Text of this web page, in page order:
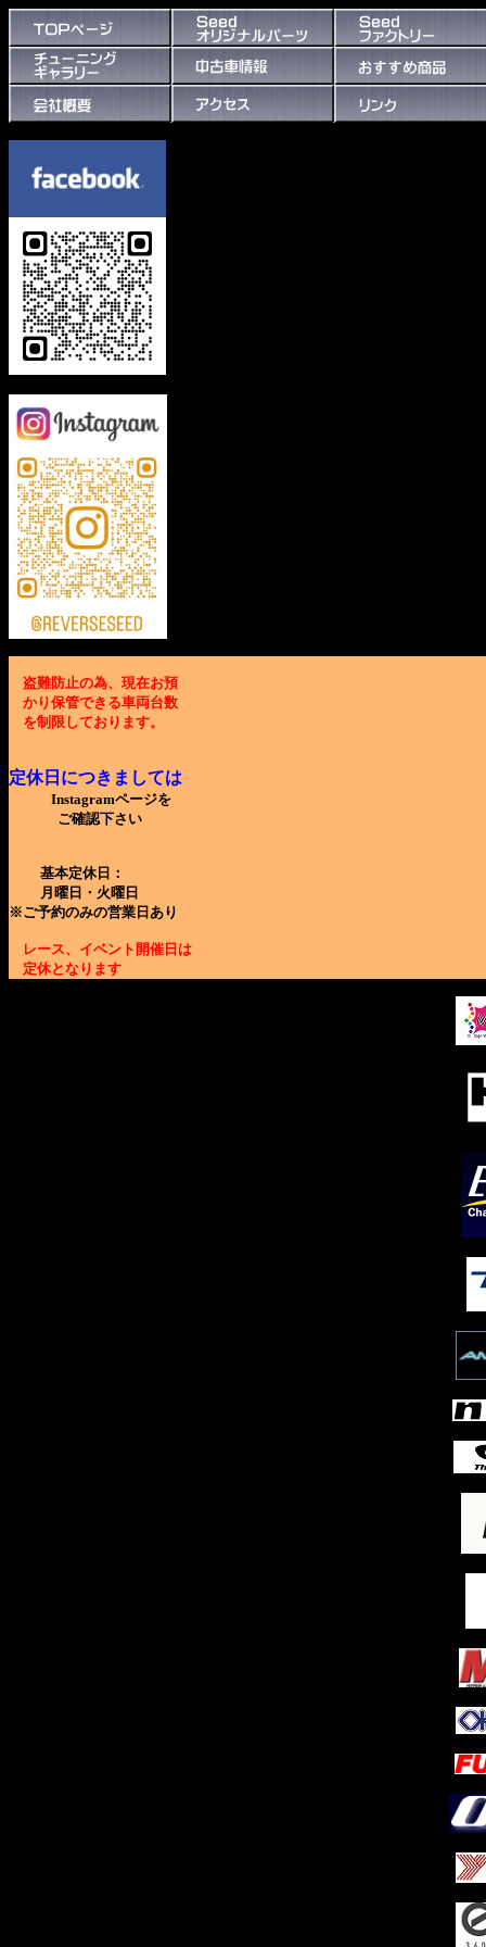
盗難防止の為、現在お預
かり保管できる車両台数
を制限しております。
定休日につきましては
Instagramページを
ご確認下さい
基本定休日：
月曜日・火曜日
※ご予約のみの営業日あり
レース、イベント開催日は
定休となります